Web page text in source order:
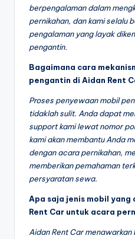
berpengalaman dalam
pernikahan, dan kami selalu
pengalaman yang layak
pengantin.
Bagaimana cara
pengantin di Aidan Rent
Proses penyewaan mobil
tidaklah sulit. Anda dapat
support kami lewat nomor
kami akan membantu Anda
dengan acara pernikahan,
memberikan pemahaman
persyaratan sewa.
Apa saja jenis mobil yang
Rent Car untuk acara
Aidan Rent Car